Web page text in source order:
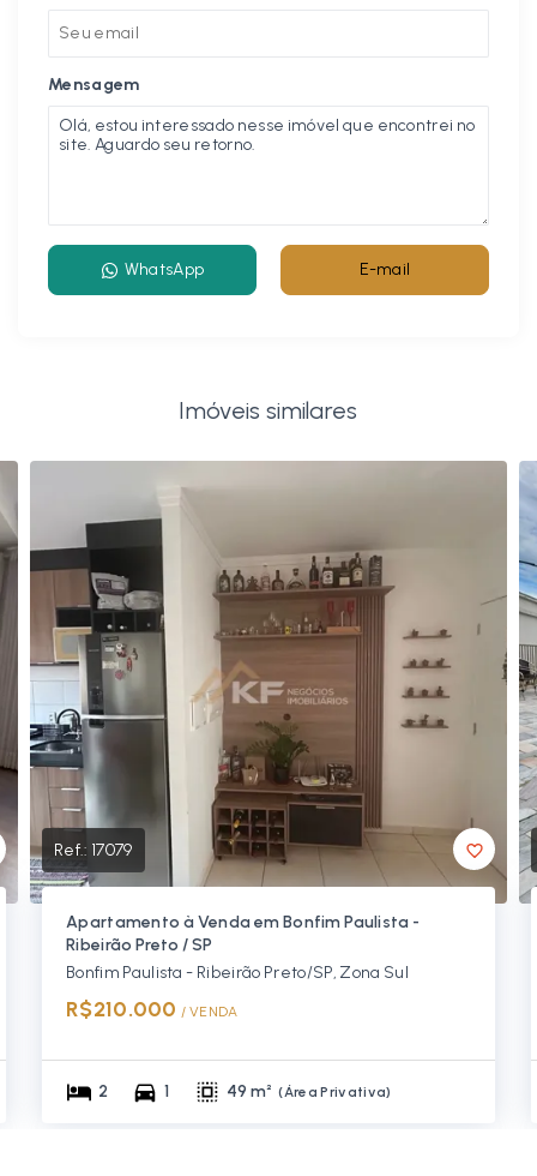
Mensagem
WhatsApp E-mail
Imóveis similares
Ref.: 17079
Apartamento à Venda em Bonfim Paulista -
Ribeirão Preto / SP
Bonfim Paulista - Ribeirão Preto/SP, Zona Sul
R$210.000 / VENDA
2 1 49 m² (Área Privativa)